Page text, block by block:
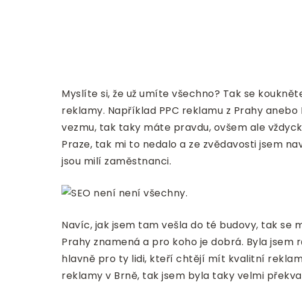
Myslíte si, že už umíte všechno? Tak se
reklamy. Například PPC reklamu z Prahy
vezmu, tak taky máte pravdu, ovšem ale
Praze, tak mi to nedalo a ze zvědavosti jsem
jsou milí zaměstnanci.
Navíc, jak jsem tam vešla do té budovy, tak se
Prahy znamená a pro koho je dobrá. Byla
hlavně pro ty lidi, kteří chtějí mít kvalitní
reklamy v Brně, tak jsem byla taky velmi